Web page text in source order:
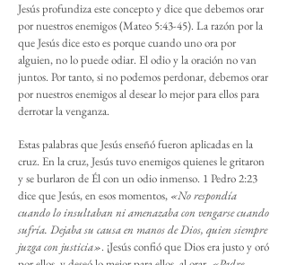
Jesús profundiza este concepto y dice que debemos orar
por nuestros enemigos (Mateo 5:43-45). La razón por la
que Jesús dice esto es porque cuando uno ora por
alguien, no lo puede odiar. El odio y la oración no van
juntos. Por tanto, si no podemos perdonar, debemos orar
por nuestros enemigos al desear lo mejor para ellos para
derrotar la venganza.
Estas palabras que Jesús enseñó fueron aplicadas en la
cruz. En la cruz, Jesús tuvo enemigos quienes le gritaron
y se burlaron de Él con un odio inmenso. 1 Pedro 2:23
dice que Jesús, en esos momentos, «No respondía
cuando lo insultaban ni amenazaba con vengarse cuando
sufría. Dejaba su causa en manos de Dios, quien siempre
juzga con justicia». ¡Jesús confió que Dios era justo y oró